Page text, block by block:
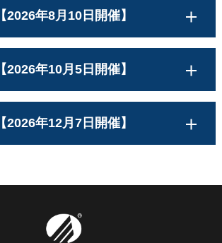
【2026年8月10日開催】
【2026年10月5日開催】
【2026年12月7日開催】